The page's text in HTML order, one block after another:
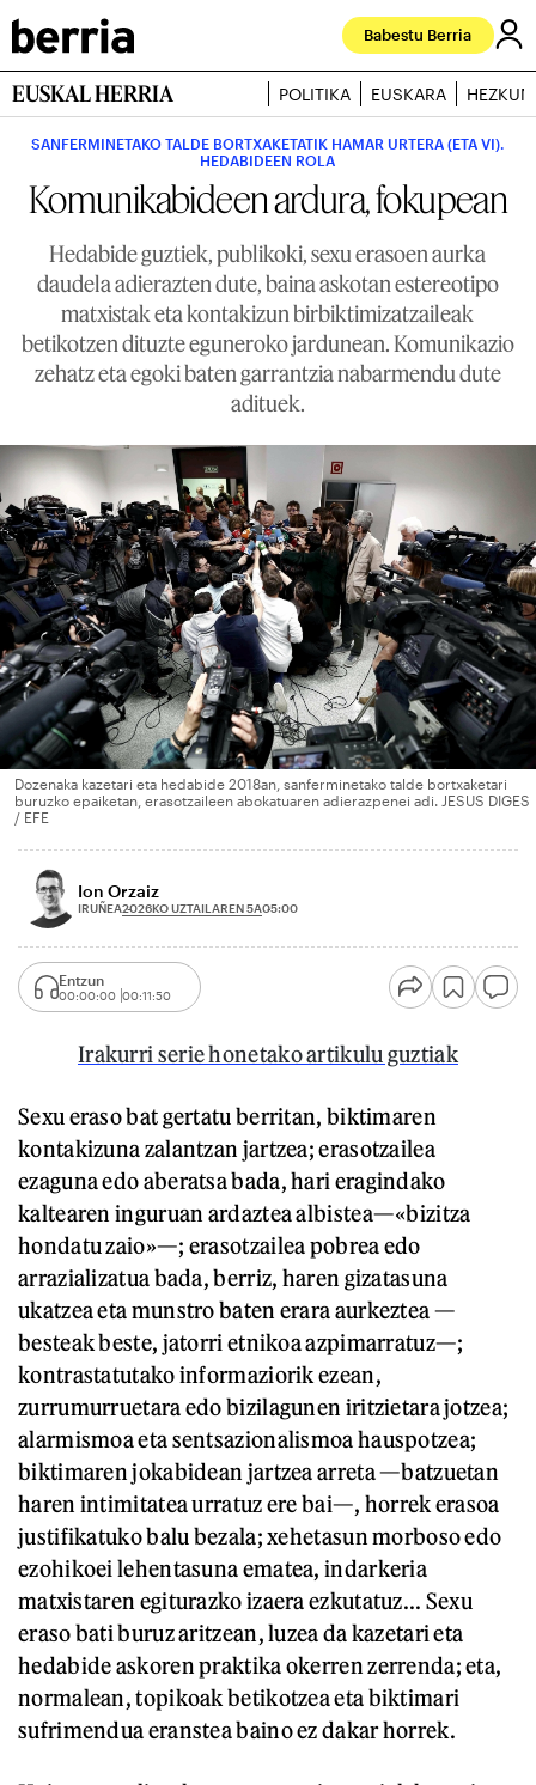
Babestu Berria
EUSKAL HERRIA POLITIKA EUSKARA
SANFERMINETAKO TALDE BORTXAKETATIK HAMAR URTERA (ETA VI).
HEDABIDEEN ROLA
Komunikabideen ardura, fokupean
Hedabide guztiek, publikoki, sexu erasoen aurka
daudela adierazten dute, baina askotan estereotipo
matxistak eta kontakizun birbiktimizatzaileak
betikotzen dituzte eguneroko jardunean. Komunikazio
zehatz eta egoki baten garrantzia nabarmendu dute
adituek.
Dozenaka kazetari eta hedabide 2018an, sanferminetako talde bortxaketari
buruzko epaiketan, erasotzaileen abokatuaren adierazpenei adi. JESUS DIGES
/ EFE
Ion Orzaiz
IRUÑEA2026KO UZTAILAREN 5A05:00
Entzun
00:00:00 00:11:50
Irakurri serie honetako artikulu guztiak
Sexu eraso bat gertatu berritan, biktimaren
kontakizuna zalantzan jartzea; erasotzailea
ezaguna edo aberatsa bada, hari eragindako
kaltearen inguruan ardaztea albistea—«bizitza
hondatu zaio»—; erasotzailea pobrea edo
arrazializatua bada, berriz, haren gizatasuna
ukatzea eta munstro baten erara aurkeztea —
besteak beste, jatorri etnikoa azpimarratuz—;
kontrastatutako informaziorik ezean,
zurrumurruetara edo bizilagunen iritzietara jotzea;
alarmismoa eta sentsazionalismoa hauspotzea;
biktimaren jokabidean jartzea arreta —batzuetan
haren intimitatea urratuz ere bai—, horrek erasoa
justifikatuko balu bezala; xehetasun morboso edo
ezohikoei lehentasuna ematea, indarkeria
matxistaren egiturazko izaera ezkutatuz... Sexu
eraso bati buruz aritzean, luzea da kazetari eta
hedabide askoren praktika okerren zerrenda; eta,
normalean, topikoak betikotzea eta biktimari
sufrimendua eranstea baino ez dakar horrek.